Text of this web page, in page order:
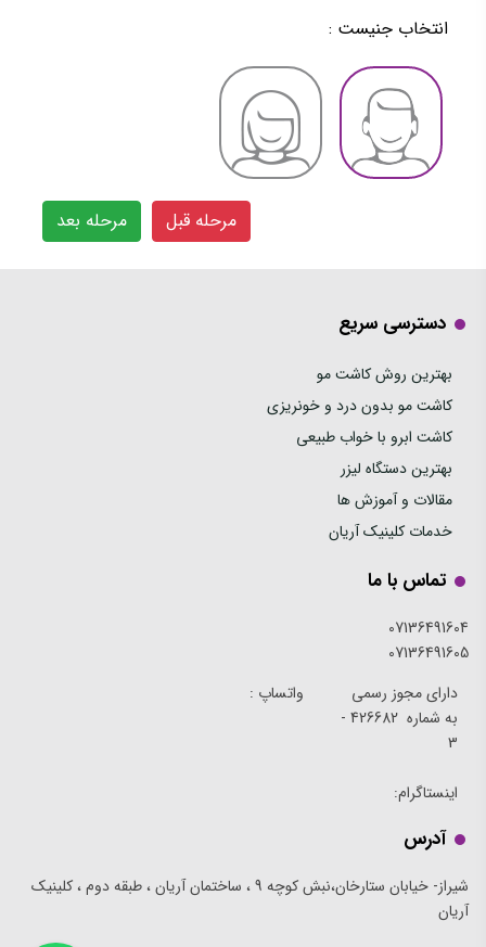
انتخاب جنیست :
مرحله بعد مرحله قبل
دسترسی سریع
بهترین روش کاشت مو
کاشت مو بدون درد و خونریزی
کاشت ابرو با خواب طبیعی
بهترین دستگاه لیزر
مقالات و آموزش ها
خدمات کلینیک آریان
تماس با ما
07136491604
07136491605
دارای مجوز رسمی
به شماره 426682 -
3
واتساپ :
اینستاگرام:
آدرس
شیراز- خیابان ستارخان،نبش کوچه 9 ، ساختمان آریان ، طبقه دوم ، کلینیک
آریان